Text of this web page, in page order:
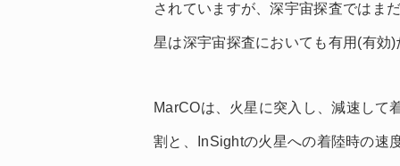
されていますが、深宇宙探査ではま
星は深宇宙探査においても有用(有効
MarCOは、火星に突入し、減速して
割と、InSightの火星への着陸時の速